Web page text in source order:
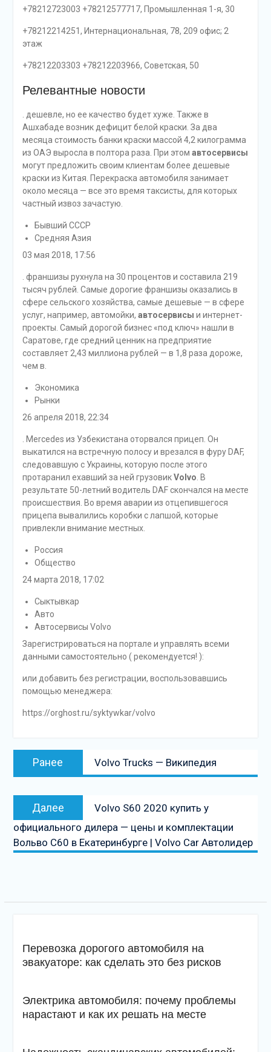
+78212723003 +78212577717, Промышленная 1-я, 30
+78212214251, Интернациональная, 78, 209 офис; 2
этаж
+78212203303 +78212203966, Советская, 50
Релевантные новости
. дешевле, но ее качество будет хуже. Также в
Ашхабаде возник дефицит белой краски. За два
месяца стоимость банки краски массой 4,2 килограмма
из ОАЭ выросла в полтора раза. При этом автосервисы
могут предложить своим клиентам более дешевые
краски из Китая. Перекраска автомобиля занимает
около месяца — все это время таксисты, для которых
частный извоз зачастую.
Бывший СССР
Средняя Азия
03 мая 2018, 17:56
. франшизы рухнула на 30 процентов и составила 219
тысяч рублей. Самые дорогие франшизы оказались в
сфере сельского хозяйства, самые дешевые — в сфере
услуг, например, автомойки, автосервисы и интернет-
проекты. Самый дорогой бизнес «под ключ» нашли в
Саратове, где средний ценник на предприятие
составляет 2,43 миллиона рублей — в 1,8 раза дороже,
чем в.
Экономика
Рынки
26 апреля 2018, 22:34
. Mercedes из Узбекистана оторвался прицеп. Он
выкатился на встречную полосу и врезался в фуру DAF,
следовавшую с Украины, которую после этого
протаранил ехавший за ней грузовикVolvo. В
результате 50-летний водитель DAF скончался на месте
происшествия. Во время аварии из отцепившегося
прицепа вывалились коробки с лапшой, которые
привлекли внимание местных.
Россия
Общество
24 марта 2018, 17:02
Сыктывкар
Авто
Автосервисы Volvo
Зарегистрироваться на портале и управлять всеми
данными самостоятельно ( рекомендуется! ):
или добавить без регистрации, воспользовавшись
помощью менеджера:
https://orghost.ru/syktywkar/volvo
Навигация
Ранее
Предыдущая
запись:
Volvo Trucks — Википедия
Далее
Следующая
запись
Volvo S60 2020 купить у
официального дилера — цены и комплектации
Вольво С60 в Екатеринбурге | Volvo Car Автолидер
Перевозка дорогого автомобиля на
эвакуаторе: как сделать это без рисков
Электрика автомобиля: почему проблемы
нарастают и как их решать на месте